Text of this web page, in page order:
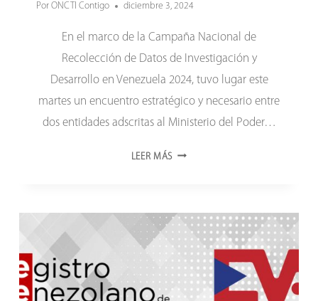
Por ONCTI Contigo diciembre 3, 2024
En el marco de la Campaña Nacional de
Recolección de Datos de Investigación y
Desarrollo en Venezuela 2024, tuvo lugar este
martes un encuentro estratégico y necesario entre
dos entidades adscritas al Ministerio del Poder…
LEER MÁS ONCTI
CONSOLIDAN
PARA
APOYAR
LA
PRODUCCIÓN